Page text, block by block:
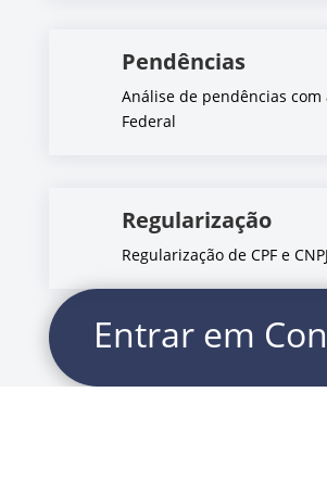
Pendências
Análise de pendências com
Federal
Regularização
Regularização de CPF e CNPJ
Entrar em